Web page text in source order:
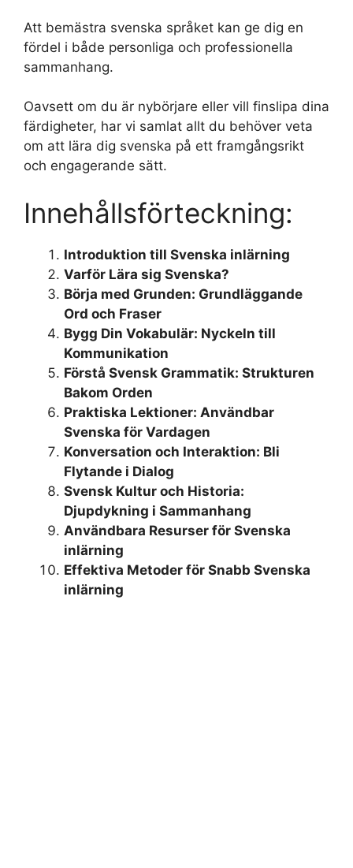
Att bemästra svenska språket kan ge dig en
fördel i både personliga och professionella
sammanhang.
Oavsett om du är nybörjare eller vill finslipa dina
färdigheter, har vi samlat allt du behöver veta
om att lära dig svenska på ett framgångsrikt
och engagerande sätt.
Innehållsförteckning:
Introduktion till Svenska inlärning
Varför Lära sig Svenska?
Börja med Grunden: Grundläggande
Ord och Fraser
Bygg Din Vokabulär: Nyckeln till
Kommunikation
Förstå Svensk Grammatik: Strukturen
Bakom Orden
Praktiska Lektioner: Användbar
Svenska för Vardagen
Konversation och Interaktion: Bli
Flytande i Dialog
Svensk Kultur och Historia:
Djupdykning i Sammanhang
Användbara Resurser för Svenska
inlärning
Effektiva Metoder för Snabb Svenska
inlärning